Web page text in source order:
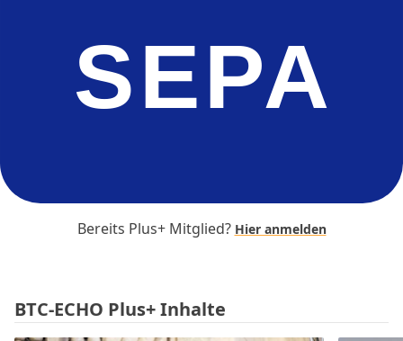
SEPA
Bereits Plus+ Mitglied? Hier anmelden
BTC-ECHO Plus+ Inhalte